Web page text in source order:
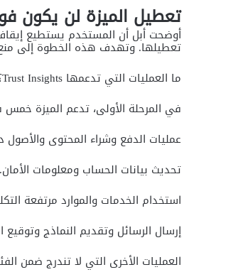
تعطيل الميزة لن يكون
تعطيلها. وتهدف هذه الخطوة إلى منع
ما العمليات التي تدعمها Trust Insights؟
في المرحلة الأولى، تدعم الميزة
عمليات الدفع وشراء المحتوى والأصول
تحديث بيانات الحساب ومعلومات الأمان.
استخدام الخدمات والموارد مرتفعة
إرسال الرسائل وتقديم النماذج وتوقيع
العمليات الأخرى التي لا تندرج ضمن